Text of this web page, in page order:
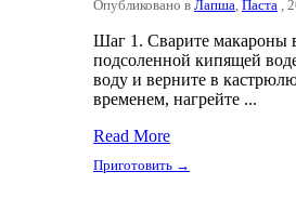
Опубликовано в Лапша, Паста ,
Шаг 1. Сварите макароны
подсоленной кипящей
воду и верните в
временем, нагрейте ...
Read More
Приготовить →